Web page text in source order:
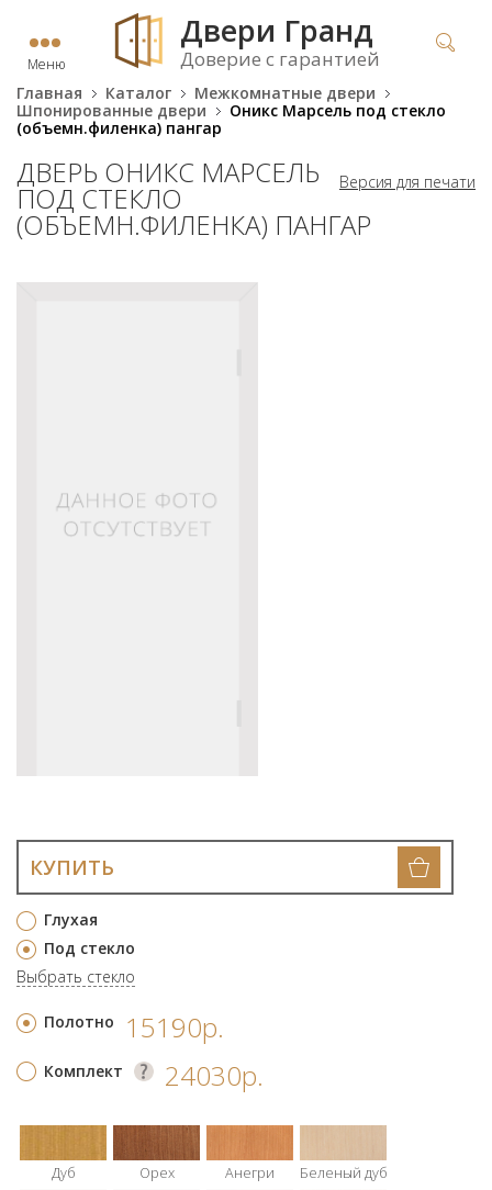
Меню
Двери Гранд
Доверие с гарантией
Главная Каталог
Межкомнатные двери
Шпонированные двери
Оникс Марсель под стекло
(объемн.филенка) пангар
Версия для печати
ДВЕРЬ ОНИКС МАРСЕЛЬ
ПОД СТЕКЛО
(ОБЪЕМН.ФИЛЕНКА) ПАНГАР
Глухая
Под стекло
Выбрать стекло
КУПИТЬ
Полотно 15190р.
Комплект 24030р.
Дуб Орех Анегри Беленый дуб